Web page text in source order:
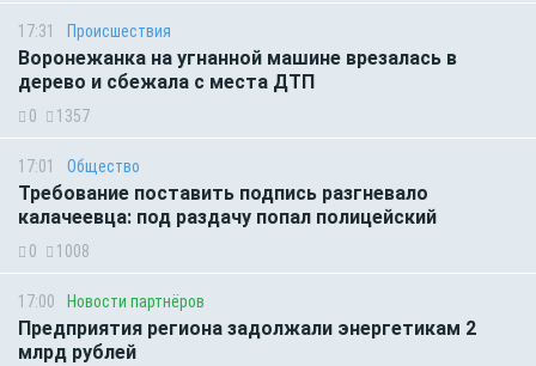
17:31 Происшествия
Воронежанка на угнанной машине врезалась в
дерево и сбежала с места ДТП
0 1357
17:01 Общество
Требование поставить подпись разгневало
калачеевца: под раздачу попал полицейский
0 1008
17:00 Новости партнёров
Предприятия региона задолжали энергетикам 2
млрд рублей